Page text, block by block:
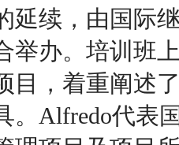
延续，由国际
举办。培训班
目，着重阐述
。Alfredo代表